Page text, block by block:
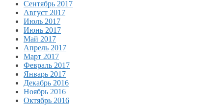
Сентябрь 2017
Август 2017
Июль 2017
Июнь 2017
Май 2017
Апрель 2017
Март 2017
Февраль 2017
Январь 2017
Декабрь 2016
Ноябрь 2016
Октябрь 2016